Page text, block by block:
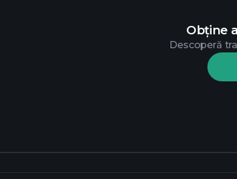
Obține
Descoperă